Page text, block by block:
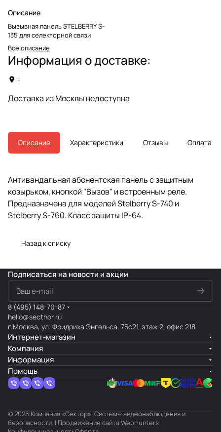
Описание
Вызывная панель STELBERRY S-
135 для селекторной связи
Все описание
Информация о доставке:
:
Доставка из Москвы недоступна
Описание Характеристики Отзывы Оплата
Антивандальная абонентская панель с защитным
козырьком, кнопкой "Вызов" и встроенным реле.
Предназначена для моделей Stelberry S-740 и
Stelberry S-760. Класс защиты IP-64.
Назад к списку
Подписаться на новости и акции
8 (495) 148-70-87
hello@secthor.ru
г.Москва, ул. Фридриха Энгельса, 75с21, этаж 2, офис 218
Интернет-магазин
Компания
Информация
Помощь
© 2026 Компания «Сектор». Системы видеонаблюдения и
безопасности. | Продвижение сайтаWebHunters